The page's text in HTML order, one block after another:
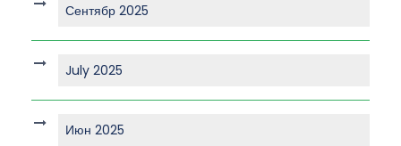
Сентябр 2025
July 2025
Июн 2025